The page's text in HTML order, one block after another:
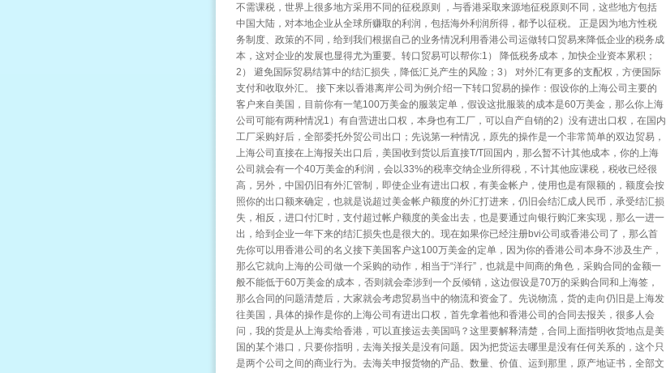
不需课税，世界上很多地方采用不同的征税原则 ，与香港采取来源地征税原则不同，这些地方包括
中国大陆，对本地企业从全球所赚取的利润，包括海外利润所得，都予以征税。 正是因为地方性税
务制度、政策的不同，给到我们根据自己的业务情况利用香港公司运做转口贸易来降低企业的税务成
本，这对企业的发展也显得尤为重要。转口贸易可以帮你:1） 降低税务成本，加快企业资本累积；
2） 避免国际贸易结算中的结汇损失，降低汇兑产生的风险；3） 对外汇有更多的支配权，方便国际
支付和收取外汇。 接下来以香港离岸公司为例介绍一下转口贸易的操作：假设你的上海公司主要的
客户来自美国，目前你有一笔100万美金的服装定单，假设这批服装的成本是60万美金，那么你上海
公司可能有两种情况1）有自营进出口权，本身也有工厂，可以自产自销的2）没有进出口权，在国内
工厂采购好后，全部委托外贸公司出口；先说第一种情况，原先的操作是一个非常简单的双边贸易，
上海公司直接在上海报关出口后，美国收到货以后直接T/T回国内，那么暂不计其他成本，你的上海
公司就会有一个40万美金的利润，会以33%的税率交纳企业所得税，不计其他应课税，税收已经很
高，另外，中国仍旧有外汇管制，即使企业有进出口权，有美金帐户，使用也是有限额的，额度会按
照你的出口额来确定，也就是说超过美金帐户额度的外汇打进来，仍旧会结汇成人民币，承受结汇损
失，相反，进口付汇时，支付超过帐户额度的美金出去，也是要通过向银行购汇来实现，那么一进一
出，给到企业一年下来的结汇损失也是很大的。现在如果你已经注册bvi公司或香港公司了，那么首
先你可以用香港公司的名义接下美国客户这100万美金的定单，因为你的香港公司本身不涉及生产，
那么它就向上海的公司做一个采购的动作，相当于“洋行”，也就是中间商的角色，采购合同的金额一
般不能低于60万美金的成本，否则就会牵涉到一个反倾销，这边假设是70万的采购合同和上海签，
那么合同的问题清楚后，大家就会考虑贸易当中的物流和资金了。先说物流，货的走向仍旧是上海发
往美国，具体的操作是你的上海公司有进出口权，首先拿着他和香港公司的合同去报关，很多人会
问，我的货是从上海卖给香港，可以直接运去美国吗？这里要解释清楚，合同上面指明收货地点是美
国的某个港口，只要你指明，去海关报关是没有问题。因为把货运去哪里是没有任何关系的，这个只
是两个公司之间的商业行为。去海关申报货物的产品、数量、价值、运到那里，原产地证书，全部文